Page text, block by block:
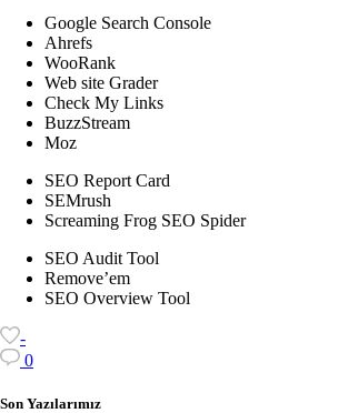
Google Search Console
Ahrefs
WooRank
Web site Grader
Check My Links
BuzzStream
Moz
SEO Report Card
SEMrush
Screaming Frog SEO Spider
SEO Audit Tool
Remove’em
SEO Overview Tool
-
0
Son Yazılarımız